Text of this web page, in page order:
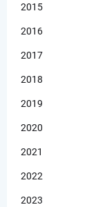
2015
2016
2017
2018
2019
2020
2021
2022
2023